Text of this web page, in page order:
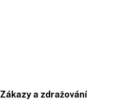
Zákazy a zdražování